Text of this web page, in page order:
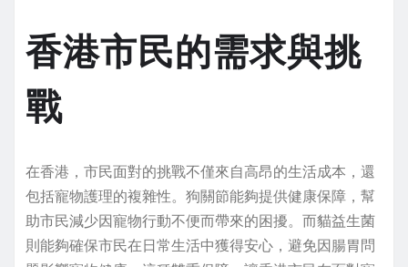
香港市民的需求與挑
戰
在香港，市民面對的挑戰不僅來自高昂的生活成本，還
包括寵物護理的複雜性。狗關節能夠提供健康保障，幫
助市民減少因寵物行動不便而帶來的困擾。而貓益生菌
則能夠確保市民在日常生活中獲得安心，避免因腸胃問